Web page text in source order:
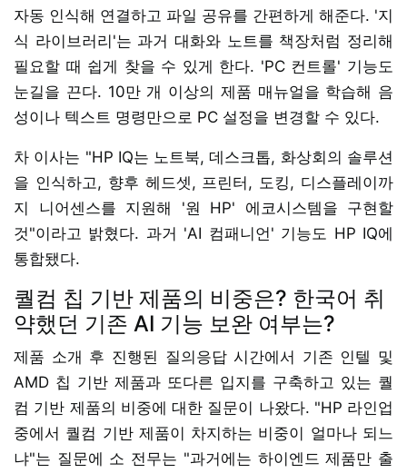
자동 인식해 연결하고 파일 공유를 간편하게 해준다. '지
식 라이브러리'는 과거 대화와 노트를 책장처럼 정리해
필요할 때 쉽게 찾을 수 있게 한다. 'PC 컨트롤' 기능도
눈길을 끈다. 10만 개 이상의 제품 매뉴얼을 학습해 음
성이나 텍스트 명령만으로 PC 설정을 변경할 수 있다.
차 이사는 "HP IQ는 노트북, 데스크톱, 화상회의 솔루션
을 인식하고, 향후 헤드셋, 프린터, 도킹, 디스플레이까
지 니어센스를 지원해 '원 HP' 에코시스템을 구현할
것"이라고 밝혔다. 과거 'AI 컴패니언' 기능도 HP IQ에
통합됐다.
퀄컴 칩 기반 제품의 비중은? 한국어 취
약했던 기존 AI 기능 보완 여부는?
제품 소개 후 진행된 질의응답 시간에서 기존 인텔 및
AMD 칩 기반 제품과 또다른 입지를 구축하고 있는 퀄
컴 기반 제품의 비중에 대한 질문이 나왔다. "HP 라인업
중에서 퀄컴 기반 제품이 차지하는 비중이 얼마나 되느
냐"는 질문에 소 전무는 "과거에는 하이엔드 제품만 출